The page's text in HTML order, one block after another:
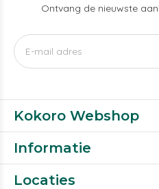
Ontvang de nieuwste
Kokoro Webshop
Informatie
Locaties